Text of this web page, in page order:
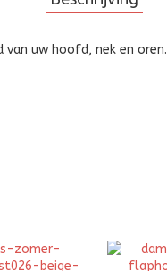
van uw hoofd, nek en oren.